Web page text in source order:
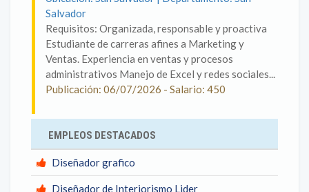
Salvador
Requisitos: Organizada, responsable y proactiva
Estudiante de carreras afines a Marketing y
Ventas. Experiencia en ventas y procesos
administrativos Manejo de Excel y redes sociales...
Publicación: 06/07/2026 - Salario: 450
EMPLEOS DESTACADOS
Diseñador grafico
Diseñador de Interiorismo Lider